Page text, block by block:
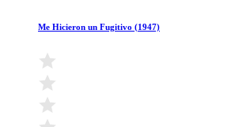
Me Hicieron un Fugitivo (1947)